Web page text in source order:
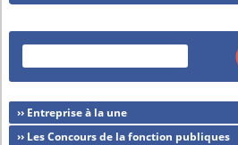
›› Entreprise à la une
›› Les Concours de la fonction publiques